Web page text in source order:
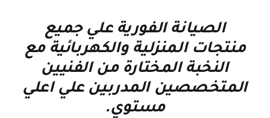
الصيانة الفورية علي جميع
منتجات المنزلية والكهربائية مع
النخبة المختارة من الفنيين
المتخصصين المدربين علي اعلي
مستوي.